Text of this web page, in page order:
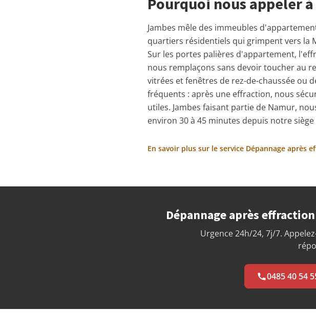
Jambes mêle des immeubles
quartiers résidentiels qui grimpent vers la
Sur les portes palières d'appartement,
nous remplaçons sans devoir toucher au
vitrées et fenêtres de rez-de-chaussée ou
fréquents : après une effraction, nous
utiles. Jambes faisant partie de Namur,
environ 30 à 45 minutes depuis notre siège
En savoir plus sur le service Dépannage après
Dépannage après
Urgence 24h/24, 7j/7.
0485 40 54